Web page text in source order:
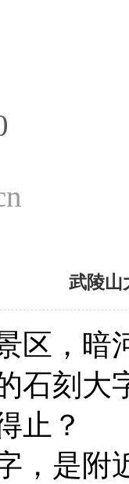
武陵山
区，暗
石刻大
止？
，是附